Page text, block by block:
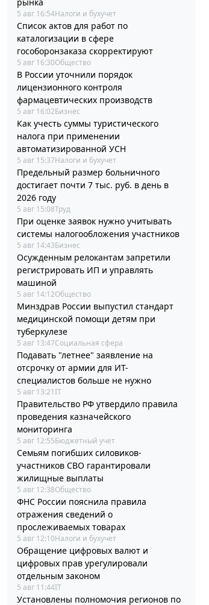
5 авг 16:54Налоги и бухучет
Список актов для работ по
каталогизации в сфере
гособоронзаказа скорректируют
5 авг 16:30Общество
В России уточнили порядок
лицензионного контроля
фармацевтических производств
5 авг 16:02Бизнес
Как учесть суммы туристического
налога при применении
автоматизированной УСН
5 авг 15:37Налоги и бухучет
Предельный размер больничного
достигает почти 7 тыс. руб. в день в
2026 году
5 авг 15:08Труд
При оценке заявок нужно учитывать
системы налогообложения участников
5 авг 14:43Бизнес
Осужденным релокантам запретили
регистрировать ИП и управлять
машиной
5 авг 14:12Общество
Минздрав России выпустил стандарт
медицинской помощи детям при
туберкулезе
5 авг 13:47Социальная сфера
Подавать "летнее" заявление на
отсрочку от армии для ИТ-
специалистов больше не нужно
5 авг 13:21IT
Правительство РФ утвердило правила
проведения казначейского
мониторинга
5 авг 12:55Бюджетный учет
Семьям погибших силовиков-
участников СВО гарантировали
жилищные выплаты
5 авг 12:38Общество
ФНС России пояснила правила
отражения сведений о
прослеживаемых товарах
5 авг 12:10Налоги и бухучет
Обращение цифровых валют и
цифровых прав урегулировали
отдельным законом
5 авг 11:44IT
Установлены полномочия регионов по